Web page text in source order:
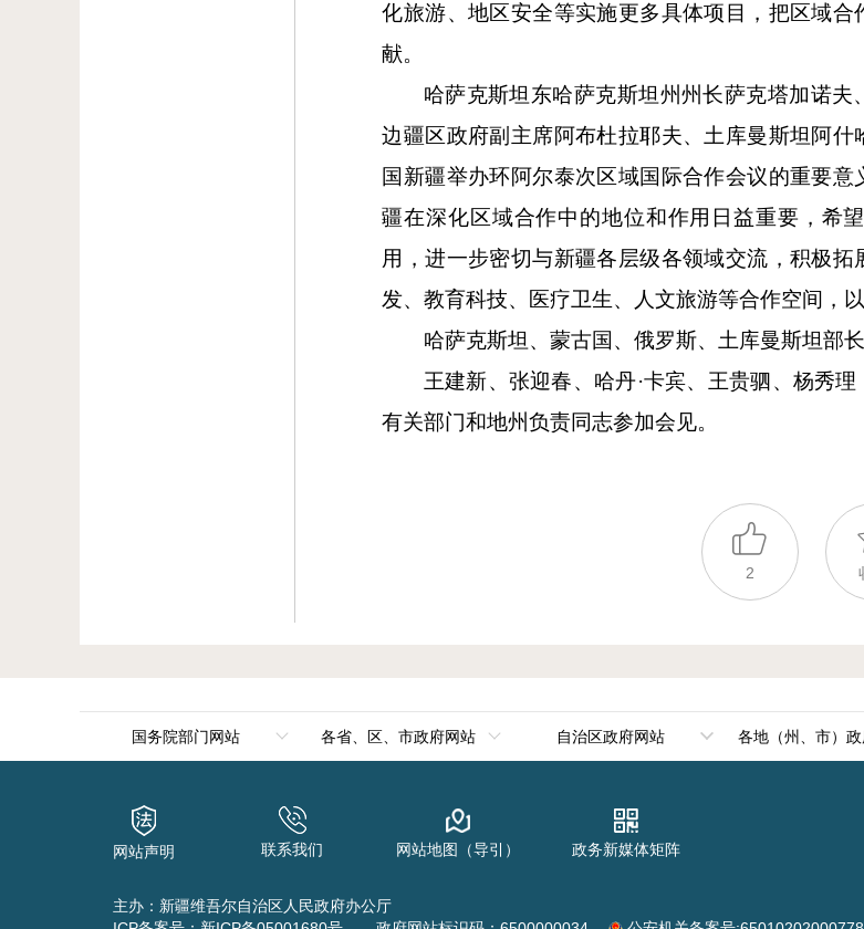
化旅游、地区安全等实施更多具体项目，把区域
献。
哈萨克斯坦东哈萨克斯坦州州长萨克塔加诺
边疆区政府副主席阿布杜拉耶夫、土库曼斯坦阿
国新疆举办环阿尔泰次区域国际合作会议的重要
疆在深化区域合作中的地位和作用日益重要，希
用，进一步密切与新疆各层级各领域交流，积极
发、教育科技、医疗卫生、人文旅游等合作空间，
哈萨克斯坦、蒙古国、俄罗斯、土库曼斯坦部
王建新、张迎春、哈丹·卡宾、王贵驷、杨秀
有关部门和地州负责同志参加会见。
2
国务院部门网站
国家发展和改革委员会
各省、区、市政府网站
河北
自治区政府网站
政府直属机构
政府其他机构
各地（州、市）
网站声明 联系我们 网站地图（导引） 政务新媒体矩阵
主办：新疆维吾尔自治区人民政府办公厅